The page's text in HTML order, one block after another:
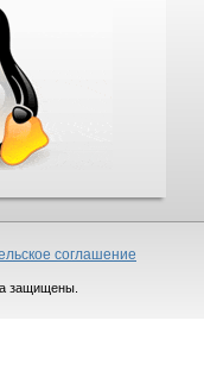
соглашение
защищены.